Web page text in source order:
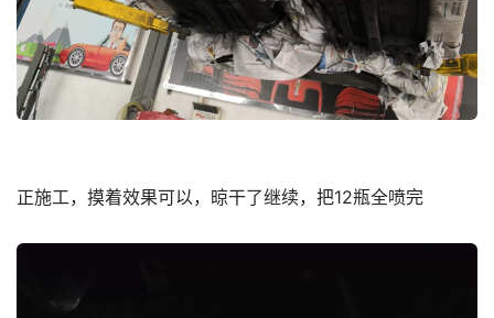
正施工，摸着效果可以，晾干了继续，把12瓶全喷完